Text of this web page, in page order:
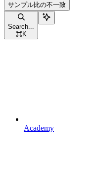
サンプル比の不一致
Search...
⌘K
Academy